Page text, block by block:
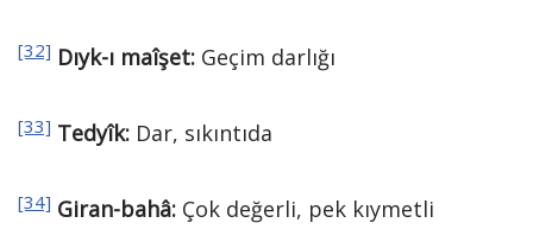
[32] Dıyk-ı maîşet: Geçim darlığı
[33] Tedyîk: Dar, sıkıntıda
[34] Giran-bahâ: Çok değerli, pek kıymetli